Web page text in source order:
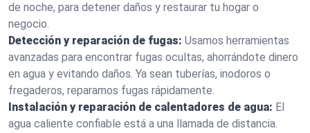
de noche, para detener daños y restaurar tu hogar o
negocio.
Detección y reparación de fugas: Usamos herramientas
avanzadas para encontrar fugas ocultas, ahorrándote dinero
en agua y evitando daños. Ya sean tuberías, inodoros o
fregaderos, reparamos fugas rápidamente.
Instalación y reparación de calentadores de agua: El
agua caliente confiable está a una llamada de distancia.